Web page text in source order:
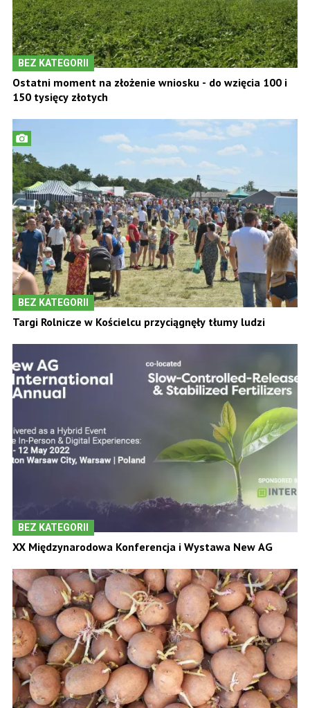
BEZ KATEGORII
Ostatni moment na złożenie wniosku - do wzięcia 100 i
150 tysięcy złotych
BEZ KATEGORII
Targi Rolnicze w Kościelcu przyciągnęły tłumy ludzi
BEZ KATEGORII
XX Międzynarodowa Konferencja i Wystawa New AG